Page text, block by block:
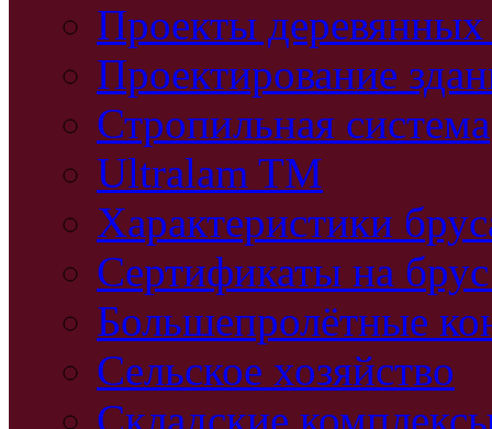
Проекты
Проектирование
Стропильная система
Ultralam TM
Характеристики
Сертификаты на
Большепролётные
Сельское хозяйство